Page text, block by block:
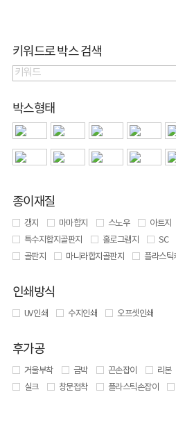
키워드로 박스 검색
박스형태
종이재질
갱지 마마합지 스노우 아트지
특수지합지골판지
홀로그램지 SC
골판지
마니라합지골판지 플라스틱
인쇄방식
UV 인쇄 수지인쇄 오프셋인쇄
후가공
거울부착 금박 끈손잡이 리본
실크
창문접착 플라스틱손잡이